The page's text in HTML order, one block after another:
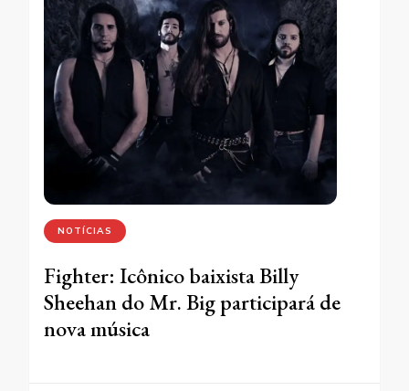
NOTÍCIAS
Fighter: Icônico baixista Billy
Sheehan do Mr. Big participará de
nova música